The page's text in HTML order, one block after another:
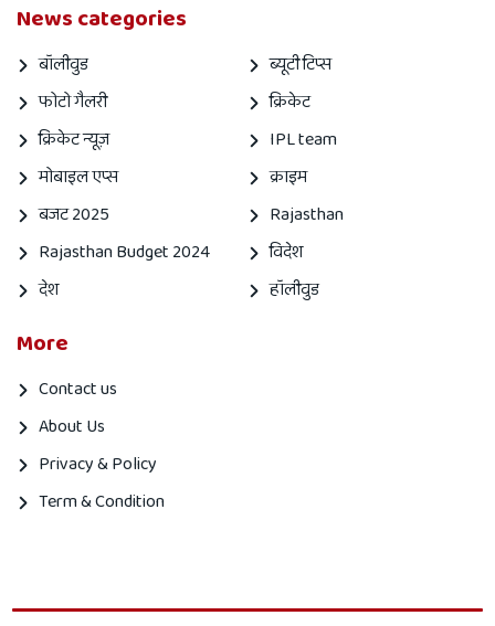
News categories
बॉलीवुड
ब्यूटी टिप्स
फोटो गैलरी
क्रिकेट
क्रिकेट न्यूज़
IPL team
मोबाइल एप्स
क्राइम
बजट 2025
Rajasthan
Rajasthan Budget 2024
विदेश
देश
हॉलीवुड
More
Contact us
About Us
Privacy & Policy
Term & Condition